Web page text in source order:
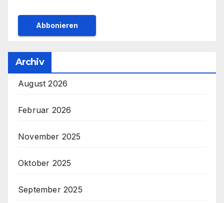
Archiv
August 2026
Februar 2026
November 2025
Oktober 2025
September 2025